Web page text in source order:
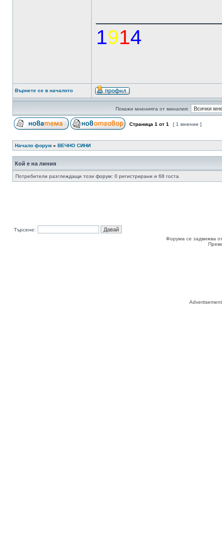
1914
Върнете се в началото
Покажи мненията от миналия:
Страница 1 от 1 [ 1 мнение ]
Начало форум » ВЕЧНО СИНИ
Кой е на линия
Потребители разглеждащи този форум: 0 регистрирани и 68 госта
Търсене:
Форума се задвижва